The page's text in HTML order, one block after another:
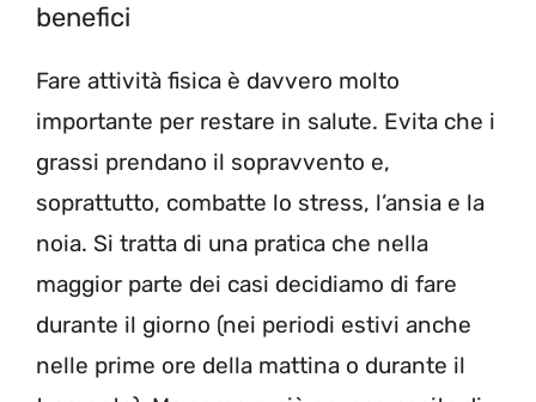
benefici
Fare attività fisica è davvero molto
importante per restare in salute. Evita che i
grassi prendano il sopravvento e,
soprattutto, combatte lo stress, l’ansia e la
noia. Si tratta di una pratica che nella
maggior parte dei casi decidiamo di fare
durante il giorno (nei periodi estivi anche
nelle prime ore della mattina o durante il